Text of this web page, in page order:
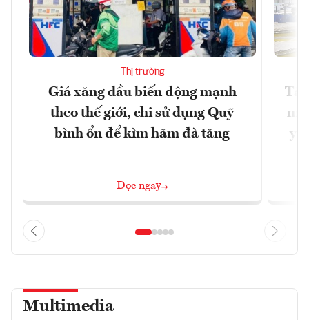
Thị trường
Giá xăng dầu biến động mạnh
theo thế giới, chi sử dụng Quỹ
bình ổn để kìm hãm đà tăng
Đọc ngay
Multimedia